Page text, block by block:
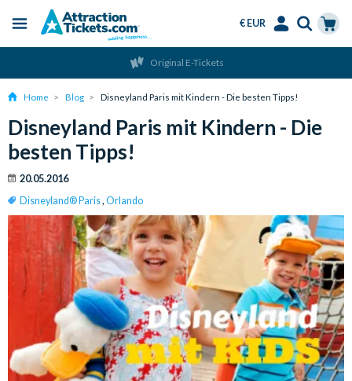
content
Menu
€ EUR
Original E-Tickets
Home Blog Disneyland Paris mit Kindern - Die besten Tipps!
Disneyland Paris mit Kindern - Die
besten Tipps!
20.05.2016
Disneyland® Paris, Orlando